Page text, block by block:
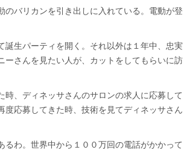
バリカンを引き出しに入れている。電動が登
生パーティを開く。それ以外は１年中、忠実
さんを見たい人が、カットをしてもらいに訪
、ディネッサさんのサロンの求人に応募して
応募してきた時、技術を見てディネッサさん
るわ。世界中から１００万回の電話がかかって